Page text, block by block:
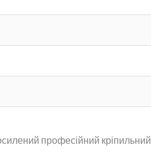
професійний кріпильний